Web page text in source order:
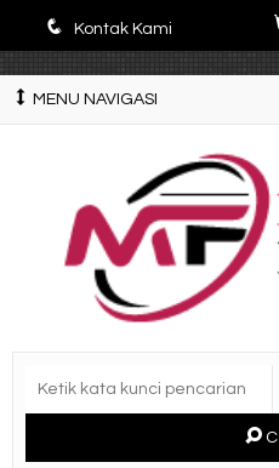
q Kontak Kami
MENU NAVIGASI